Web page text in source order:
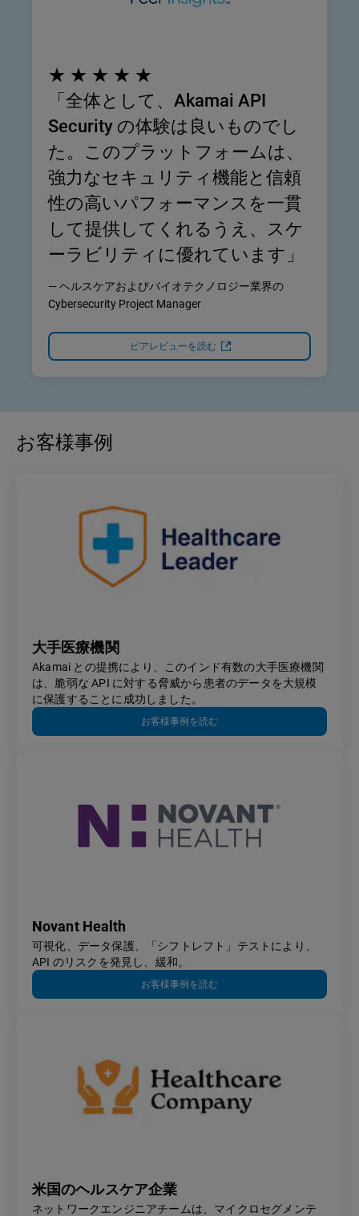
★ ★ ★ ★ ★
「全体として、Akamai API
Security の体験は良いものでし
た。このプラットフォームは、
強力なセキュリティ機能と信頼
性の高いパフォーマンスを一貫
して提供してくれるうえ、スケ
ーラビリティに優れています」
— ヘルスケアおよびバイオテクノロジー業界の
Cybersecurity Project Manager
ピアレビューを読む
お客様事例
大手医療機関
Akamai との提携により、このインド有数の大手医療機関
は、脆弱な API に対する脅威から患者のデータを大規模
に保護することに成功しました。
お客様事例を読む
Novant Health
可視化、データ保護、「シフトレフト」テストにより、
API のリスクを発見し、緩和。
お客様事例を読む
米国のヘルスケア企業
ネットワークエンジニアチームは、マイクロセグメンテ